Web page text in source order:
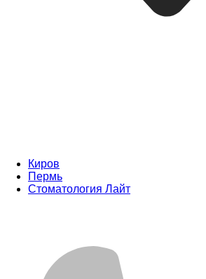
Киров
Пермь
Стоматология Лайт